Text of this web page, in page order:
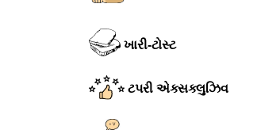
ખારી-ટોસ્ટ
ટપરી એક્સક્લુઝિવ